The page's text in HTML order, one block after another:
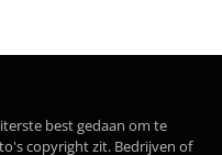
best gedaan om te
copyright zit. Bedrijven of